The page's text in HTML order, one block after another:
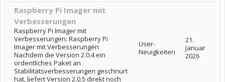
Raspberry Pi Imager mit
Verbesserungen
Raspberry Pi Imager mit
Verbesserungen: Raspberry Pi
Imager mit Verbesserungen
Nachdem die Version 2.0.4 ein
ordentliches Paket an
Stabilitätsverbesserungen geschnürt
hat, liefert Version 2.0.5 direkt noch
User-
Neuigkeiten
21.
Januar
2026